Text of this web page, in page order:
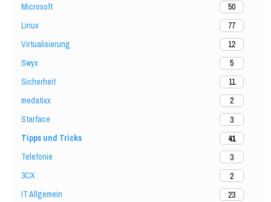
Microsoft
50
Linux
77
Virtualisierung
12
Swyx
5
Sicherheit
11
medatixx
2
Starface
3
Tipps und Tricks
41
Telefonie
3
3CX
2
IT Allgemein
23